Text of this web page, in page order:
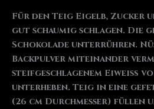
Für den Teig Eigelb, Zucker
gut schaumig schlagen. Die
Schokolade unterrühren.
Backpulver miteinander
steifgeschlagenem Eiweiß
unterheben. Teig in eine
(26 cm Durchmesser)